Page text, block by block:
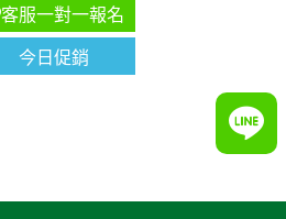
客服一對一報名
今日促銷